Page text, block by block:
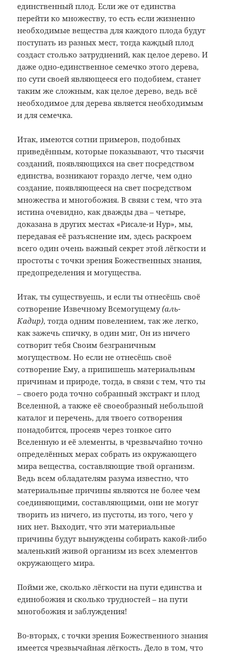
единственный плод. Если же от единства
перейти ко множеству, то есть если жизненно
необходимые вещества для каждого плода будут
поступать из разных мест, тогда каждый плод
создаст столько затруднений, как целое дерево. И
даже одно-единственное семечко этого дерева,
по сути своей являющееся его подобием, станет
таким же сложным, как целое дерево, ведь всё
необходимое для дерева является необходимым
и для семечка.
Итак, имеются сотни примеров, подобных
приведённым, которые показывают, что тысячи
созданий, появляющихся на свет посредством
единства, возникают гораздо легче, чем одно
создание, появляющееся на свет посредством
множества и многобожия. В связи с тем, что эта
истина очевидно, как дважды два – четыре,
доказана в других местах «Рисале-и Нур», мы,
передавая её разъяснение им, здесь раскроем
всего один очень важный секрет этой лёгкости и
простоты с точки зрения Божественных знания,
предопределения и могущества.
Итак, ты существуешь, и если ты отнесёшь своё
сотворение Извечному Всемогущему(аль-
Кадир), тогда одним повелением, так же легко,
как зажечь спичку, в один миг, Он из ничего
сотворит тебя Своим безграничным
могуществом. Но если не отнесёшь своё
сотворение Ему, а припишешь материальным
причинам и природе, тогда, в связи с тем, что ты
– своего рода точно собранный экстракт и плод
Вселенной, а также её своеобразный небольшой
каталог и перечень, для твоего сотворения
понадобится, просеяв через тонкое сито
Вселенную и её элементы, в чрезвычайно точно
определённых мерах собрать из окружающего
мира вещества, составляющие твой организм.
Ведь всем обладателям разума известно, что
материальные причины являются не более чем
соединяющими, составляющими, они не могут
творить из ничего, из пустоты, из того, чего у
них нет. Выходит, что эти материальные
причины будут вынуждены собирать какой-либо
маленький живой организм из всех элементов
окружающего мира.
Пойми же, сколько лёгкости на пути единства и
единобожия и сколько трудностей – на пути
многобожия и заблуждения!
Во-вторых, с точки зрения Божественного знания
имеется чрезвычайная лёгкость. Дело в том, что